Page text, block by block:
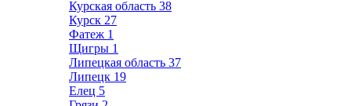
Курская область 38
Курск 27
Фатеж 1
Щигры 1
Липецкая область 37
Липецк 19
Елец 5